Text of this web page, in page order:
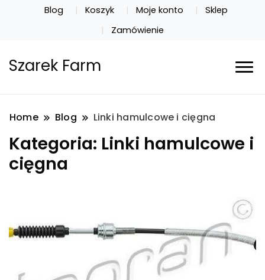
Blog Koszyk Moje konto
Sklep
Zamówienie
Szarek Farm
Home Blog Linki hamulcowe i cięgna
Kategoria: Linki hamulcowe i
cięgna